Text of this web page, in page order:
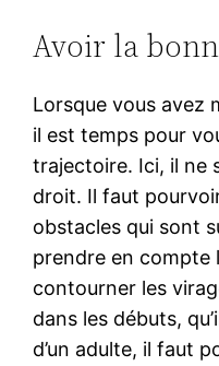
Avoir la
Lorsque vous avez
il est temps pour
trajectoire. Ici, il ne
droit. Il faut
obstacles qui sont
prendre en compte
contourner les
dans les débuts,
d’un adulte, il faut